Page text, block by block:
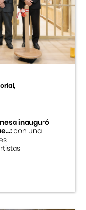
inauguró
con una